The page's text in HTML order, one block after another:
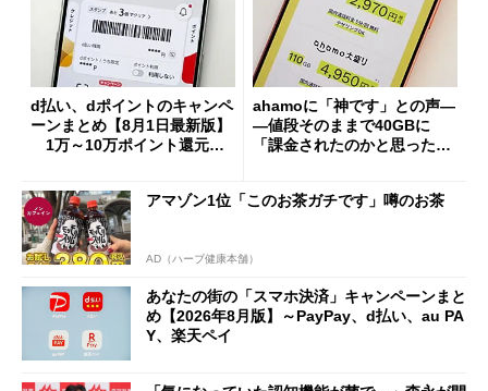
d払い、dポイントのキャンペ
ーンまとめ【8月1日最新版】
1万～10万ポイント還元の
ahamoに「神です」との声―
―値段そのままで40GBに
「課金されたのかと思った」
アマゾン1位「このお茶ガチです」噂のお茶
AD（ハーブ健康本舗）
あなたの街の「スマホ決済」キャンペーンまと
め【2026年8月版】～PayPay、d払い、au PA
Y、楽天ペイ